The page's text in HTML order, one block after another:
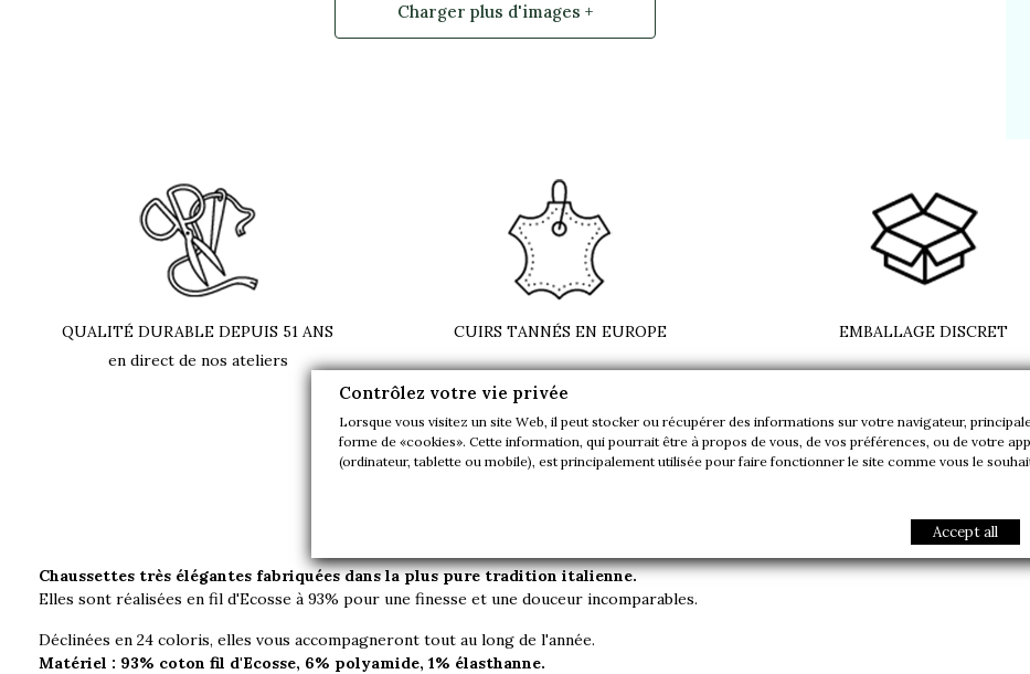
Charger plus d'images +
QUALITÉ DURABLE DEPUIS 51 ANS
en direct de nos ateliers
CUIRS TANNÉS EN EUROPE EMBALLAGE DISCRET
Learn more on Chaussettes fil d'ecosse kaki
Chaussettes très élégantes fabriquées dans la plus pure tradition italienne.
Elles sont réalisées en fil d'Ecosse à 93% pour une finesse et une douceur incomparables.
Déclinées en 24 coloris, elles vous accompagneront tout au long de l'année.
Matériel : 93% coton fil d'Ecosse, 6% polyamide, 1% élasthanne.
Contrôlez votre vie privée
Lorsque vous visitez un site Web, il peut stocker ou récupérer des informations sur votre navigateur,
forme de «cookies». Cette information, qui pourrait être à propos de vous, de vos préférences, ou de votre
(ordinateur, tablette ou mobile), est principalement utilisée pour faire fonctionner le site comme vous le
Accept all